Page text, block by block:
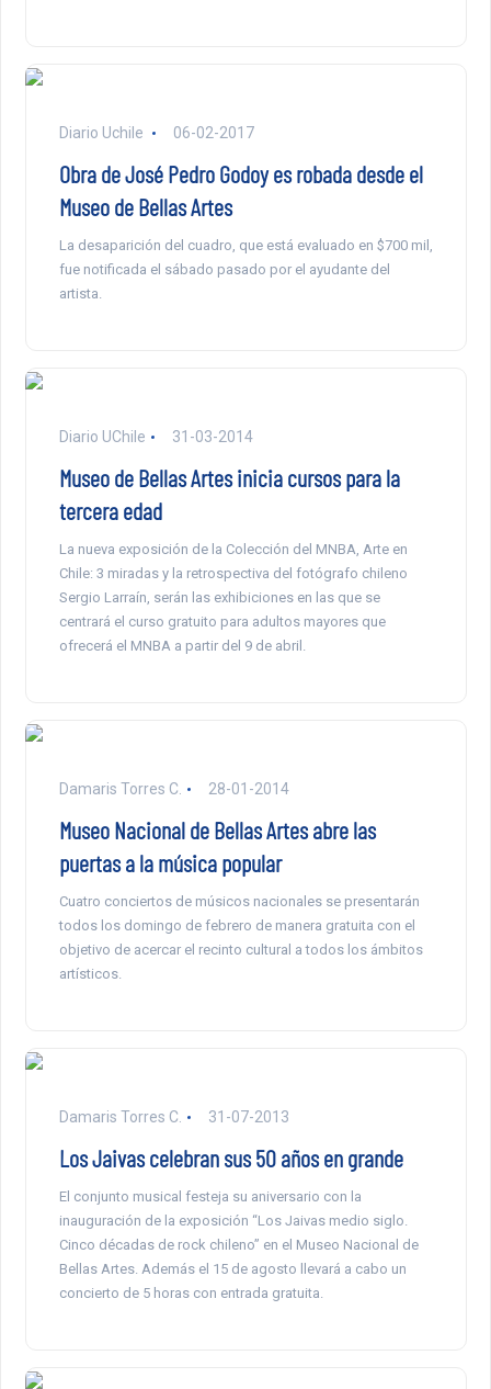
Diario Uchile 06-02-2017
Obra de José Pedro Godoy es robada desde el
Museo de Bellas Artes
La desaparición del cuadro, que está evaluado en $700 mil,
fue notificada el sábado pasado por el ayudante del
artista.
Diario UChile 31-03-2014
Museo de Bellas Artes inicia cursos para la
tercera edad
La nueva exposición de la Colección del MNBA, Arte en
Chile: 3 miradas y la retrospectiva del fotógrafo chileno
Sergio Larraín, serán las exhibiciones en las que se
centrará el curso gratuito para adultos mayores que
ofrecerá el MNBA a partir del 9 de abril.
Damaris Torres C. 28-01-2014
Museo Nacional de Bellas Artes abre las
puertas a la música popular
Cuatro conciertos de músicos nacionales se presentarán
todos los domingo de febrero de manera gratuita con el
objetivo de acercar el recinto cultural a todos los ámbitos
artísticos.
Damaris Torres C. 31-07-2013
Los Jaivas celebran sus 50 años en grande
El conjunto musical festeja su aniversario con la
inauguración de la exposición “Los Jaivas medio siglo.
Cinco décadas de rock chileno” en el Museo Nacional de
Bellas Artes. Además el 15 de agosto llevará a cabo un
concierto de 5 horas con entrada gratuita.